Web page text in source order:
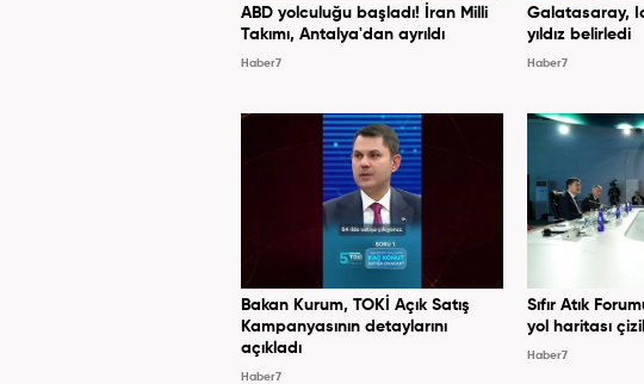
ABD yolculuğu başladı! İran Milli
Takımı, Antalya'dan ayrıldı
Haber7
Galatasaray,
yıldız belirledi
Haber7
Bakan Kurum, TOKİ Açık Satış
Kampanyasının detaylarını
açıkladı
Haber7
Sıfır Atık
yol haritası
Haber7